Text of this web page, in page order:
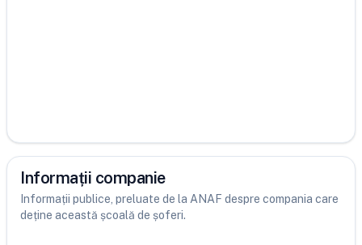
Informații companie
Informații publice, preluate de la ANAF despre compania care
deține această școală de șoferi.